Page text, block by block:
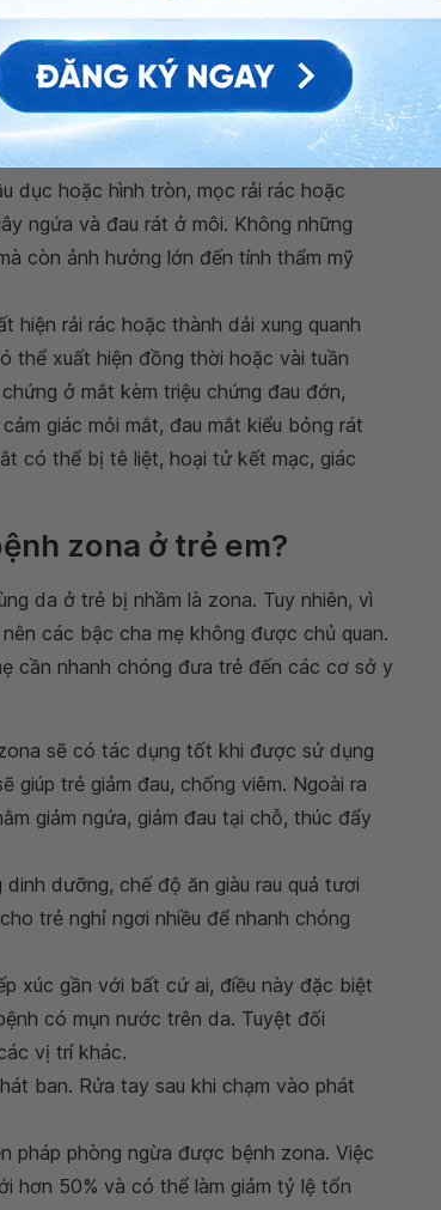
hiện những mụn nước rải rác trên nắp
bỏng, cảm giác khó chịu lan dọc theo
ảnh hưởng đến chức năng nghe, đôi
người bệnh khó khăn trong ăn uống.
dục hoặc hình tròn, mọc rải rác hoặc
ngứa và đau rát ở môi. Không những
còn ảnh hưởng lớn đến tính thẩm mỹ
hiện rải rác hoặc thành dải xung quanh
thể xuất hiện đồng thời hoặc vài tuần
ở mắt kèm triệu chứng đau đớn,
giác mỏi mắt, đau mắt kiểu bỏng rát
có thể bị tê liệt, hoại tử kết mạc, giác
zona ở trẻ em?
da ở trẻ bị nhầm là zona. Tuy nhiên, vì
các bậc cha mẹ không được chủ quan.
cần nhanh chóng đưa trẻ đến các cơ sở y
sẽ có tác dụng tốt khi được sử dụng
giúp trẻ giảm đau, chống viêm. Ngoài ra
giảm ngứa, giảm đau tại chỗ, thúc đẩy
dưỡng, chế độ ăn giàu rau quả tươi
trẻ nghỉ ngơi nhiều để nhanh chóng
xúc gần với bất cứ ai, điều này đặc biệt
có mụn nước trên da. Tuyệt đối
vị trí khác.
ban. Rửa tay sau khi chạm vào phát
pháp phòng ngừa được bệnh zona. Việc
hơn 50% và có thể làm giảm tỷ lệ tổn